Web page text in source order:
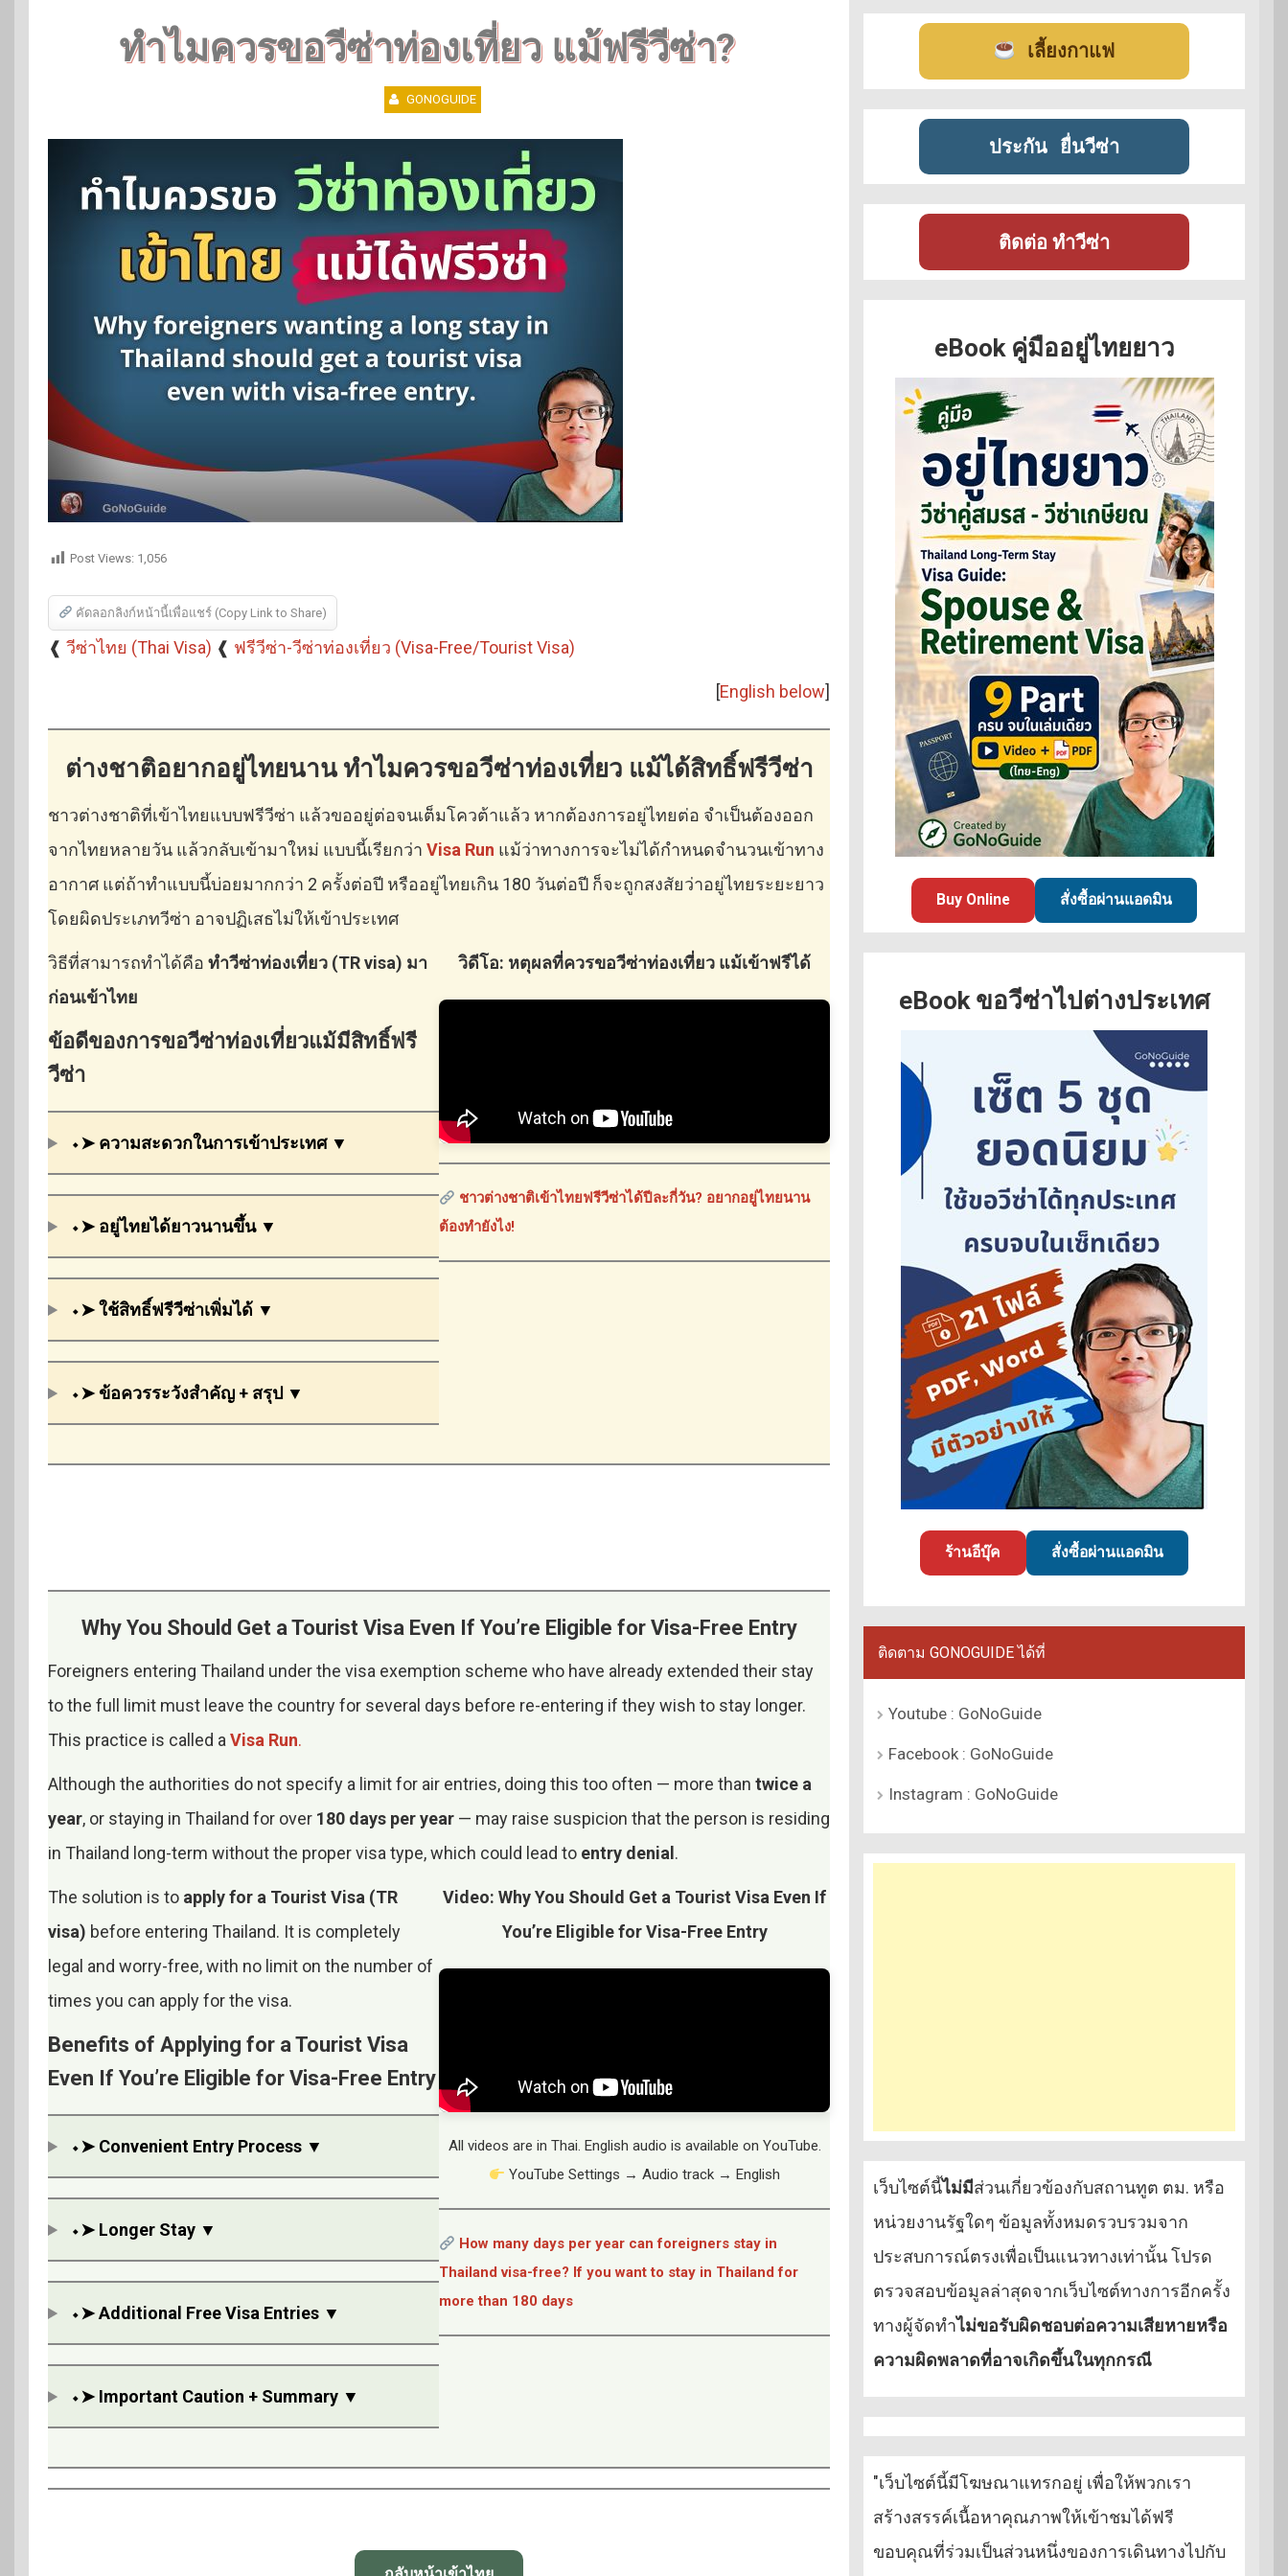
ทำไมควรขอวีซ่าท่องเที่ยว แม้ฟรีวีซ่า?
GONOGUIDE
Post Views: 1,056
คัดลอกลิงก์หน้านี้เพื่อแชร์ (Copy Link to Share)
❰ วีซ่าไทย (Thai Visa) ❰ ฟรีวีซ่า-วีซ่าท่องเที่ยว (Visa-Free/Tourist Visa)
[English below]
ต่างชาติอยากอยู่ไทยนาน ทำไมควรขอวีซ่าท่องเที่ยว แม้ได้สิทธิ์ฟรีวีซ่า
ชาวต่างชาติที่เข้าไทยแบบฟรีวีซ่า แล้วขออยู่ต่อจนเต็มโควต้าแล้ว หากต้องการอยู่ไทยต่อ จำเป็นต้องออก
จากไทยหลายวัน แล้วกลับเข้ามาใหม่ แบบนี้เรียกว่า Visa Run แม้ว่าทางการจะไม่ได้กำหนดจำนวนเข้าทาง
อากาศ แต่ถ้าทำแบบนี้บ่อยมากกว่า 2 ครั้งต่อปี หรืออยู่ไทยเกิน 180 วันต่อปี ก็จะถูกสงสัยว่าอยู่ไทยระยะยาว
โดยผิดประเภทวีซ่า อาจปฏิเสธไม่ให้เข้าประเทศ
วิธีที่สามารถทำได้คือ ทำวีซ่าท่องเที่ยว (TR visa) มา
ก่อนเข้าไทย
ข้อดีของการขอวีซ่าท่องเที่ยวแม้มีสิทธิ์ฟรี
วีซ่า
⬩➤ ความสะดวกในการเข้าประเทศ ▼
⬩➤ อยู่ไทยได้ยาวนานขึ้น▼
⬩➤ใช้สิทธิ์ฟรีวีซ่าเพิ่มได้▼
⬩➤ข้อควรระวังสำคัญ+ สรุป ▼
วิดีโอ: หตุผลที่ควรขอวีซ่าท่องเที่ยว แม้เข้าฟรีได้
ชาวต่างชาติเข้าไทยฟรีวีซ่าได้ปีละกี่วัน? อยากอยู่ไทยนาน
ต้องทำยังไง!
Why You Should Get a Tourist Visa Even If You’re Eligible for Visa-Free Entry
Foreigners entering Thailand under the visa exemption scheme who have already extended their stay
to the full limit must leave the country for several days before re-entering if they wish to stay longer.
This practice is called a Visa Run.
Although the authorities do not specify a limit for air entries, doing this too often — more than twice a
year, or staying in Thailand for over 180 days per year — may raise suspicion that the person is residing
in Thailand long-term without the proper visa type, which could lead to entry denial .
The solution is to apply for a Tourist Visa (TR
visa) before entering Thailand. It is completely
legal and worry-free, with no limit on the number of
times you can apply for the visa.
Benefits of Applying for a Tourist Visa
Even If You’re Eligible for Visa-Free Entry
⬩➤ Convenient Entry Process ▼
⬩➤ Longer Stay ▼
⬩➤ Additional Free Visa Entries ▼
⬩➤ Important Caution + Summary ▼
Video: Why You Should Get a Tourist Visa Even If
You’re Eligible for Visa-Free Entry
All videos are in Thai. English audio is available on YouTube.
YouTube Settings → Audio track → English
How many days per year can foreigners stay in
Thailand visa-free? If you want to stay in Thailand for
more than 180 days
เลี้ยงกาแฟ
ประกัน ยื่นวีซ่า
ติดต่อ ทำวีซ่า
eBook คู่มืออยู่ไทยยาว
Buy Online สั่งซื้อผ่านแอดมิน
eBook ขอวีซ่าไปต่างประเทศ
ร้านอีบุ๊ค สั่งซื้อผ่านแอดมิน
ติดตาม GONOGUIDE ได้ที่
Youtube : GoNoGuide
Facebook : GoNoGuide
Instagram : GoNoGuide
เว็บไซต์นี้ไม่มีส่วนเกี่ยวข้องกับสถานทูต ตม. หรือ
หน่วยงานรัฐใดๆ ข้อมูลทั้งหมดรวบรวมจาก
ประสบการณ์ตรงเพื่อเป็นแนวทางเท่านั้น โปรด
ตรวจสอบข้อมูลล่าสุดจากเว็บไซต์ทางการอีกครั้ง
ทางผู้จัดทำไม่ขอรับผิดชอบต่อความเสียหายหรือ
ความผิดพลาดที่อาจเกิดขึ้นในทุกกรณี
"เว็บไซต์นี้มีโฆษณาแทรกอยู่ เพื่อให้พวกเรา
สร้างสรรค์เนื้อหาคุณภาพให้เข้าชมได้ฟรี
ขอบคุณที่ร่วมเป็นส่วนหนึ่งของการเดินทางไปกับ